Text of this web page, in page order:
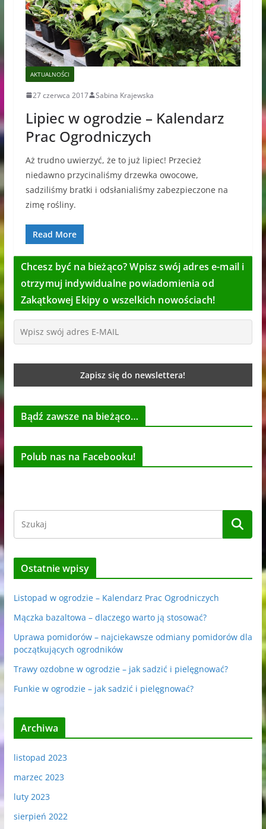
AKTUALNOŚCI
27 czerwca 2017 Sabina Krajewska
Lipiec w ogrodzie – Kalendarz
Prac Ogrodniczych
Aż trudno uwierzyć, że to już lipiec! Przecież
niedawno przycinaliśmy drzewka owocowe,
sadziliśmy bratki i odsłanialiśmy zabezpieczone na
zimę rośliny.
Read More
Chcesz być na bieżąco? Wpisz swój adres e-mail i
otrzymuj indywidualne powiadomienia od
Zakątkowej Ekipy o wszelkich nowościach!
Bądź zawsze na bieżąco…
Polub nas na Facebooku!
Ostatnie wpisy
Listopad w ogrodzie – Kalendarz Prac Ogrodniczych
Mączka bazaltowa – dlaczego warto ją stosować?
Uprawa pomidorów – najciekawsze odmiany pomidorów dla
początkujących ogrodników
Trawy ozdobne w ogrodzie – jak sadzić i pielęgnować?
Funkie w ogrodzie – jak sadzić i pielęgnować?
Archiwa
listopad 2023
marzec 2023
luty 2023
sierpień 2022